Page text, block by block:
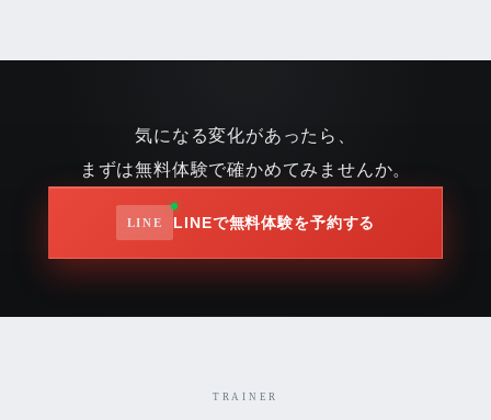
気になる変化があったら、
まずは無料体験で確かめてみませんか。
LINEで無料体験を予約する
TRAINER